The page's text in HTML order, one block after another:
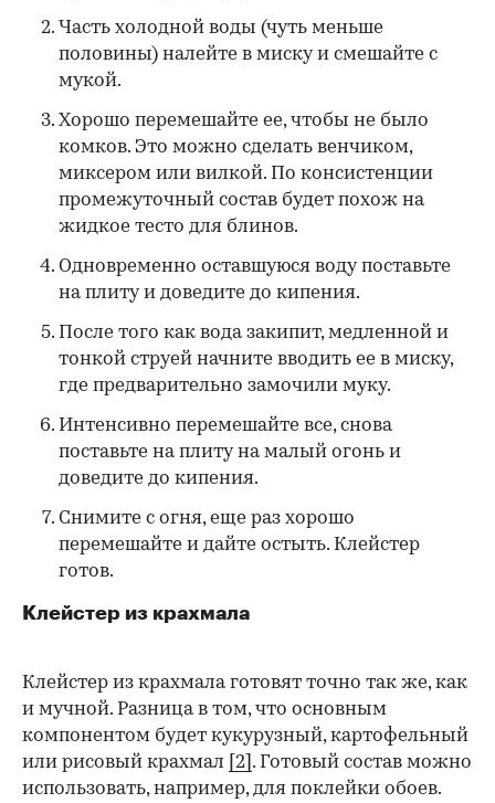
Часть холодной воды (чуть меньше
половины) налейте в миску и смешайте с
мукой.
Хорошо перемешайте ее, чтобы не было
комков. Это можно сделать венчиком,
миксером или вилкой. По консистенции
промежуточный состав будет похож на
жидкое тесто для блинов.
Одновременно оставшуюся воду поставьте
на плиту и доведите до кипения.
После того как вода закипит, медленной и
тонкой струей начните вводить ее в миску,
где предварительно замочили муку.
Интенсивно перемешайте все, снова
поставьте на плиту на малый огонь и
доведите до кипения.
Снимите с огня, еще раз хорошо
перемешайте и дайте остыть. Клейстер
готов.
Клейстер из крахмала
Клейстер из крахмала готовят точно так же, как
и мучной. Разница в том, что основным
компонентом будет кукурузный, картофельный
или рисовый крахмал
[2] . Готовый состав можно
использовать, например, для поклейки обоев.